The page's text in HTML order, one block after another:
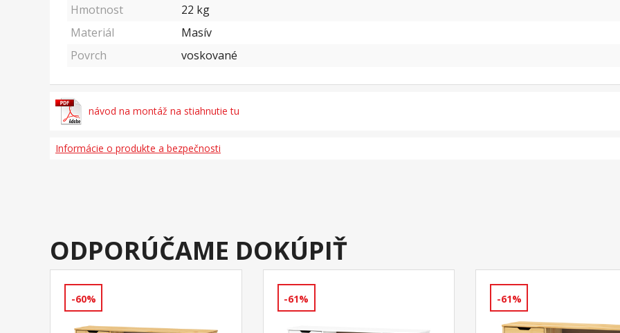
Hmotnost
22 kg
Materiál
Masív
Povrch
voskované
návod na montáž na stiahnutie tu
Informácie o produkte a bezpečnosti
ODPORÚČAME DOKÚPIŤ
-60% -61% -61%